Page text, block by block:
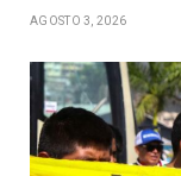
AGOSTO 3, 2026